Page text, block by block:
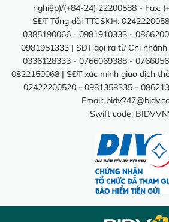
nghiệp)/(+84-24) 22200588 - Fax:
SĐT Tổng đài TTCSKH:
0385190066 - 0981910333 -
0981951333 | SĐT gọi ra từ Chi
0336128333 - 0766069388 -
0822150068 | SĐT xác minh giao dịch
02422200520 - 0981358335 -
Email:
Swift code: